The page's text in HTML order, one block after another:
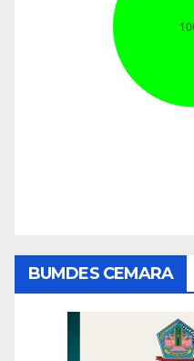
BUMDES CEMARA